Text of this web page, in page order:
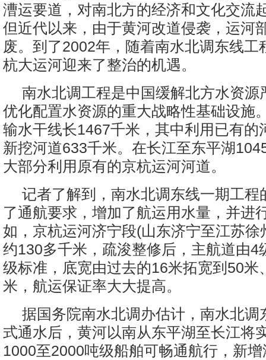
漕运要道，对南北方的经济和文化交流
但近代以来，由于黄河改道侵袭，运河
废。到了2002年，随着南水北调东线工
杭大运河迎来了整治的机遇。
南水北调工程是中国缓解北方水资源
优化配置水资源的重大战略性基础设施
输水干线长1467千米，其中利用已有的
新挖河道633千米。在长江至东平湖
大部分利用原有的京杭运河河道。
记者了解到，南水北调东线一期工程
了通航要求，增加了航运用水量，并进
如，京杭运河济宁段(山东济宁至江苏徐
约130多千米，疏浚整修后，主航道由4
级标准，底宽由过去的16米拓宽到50米
米，航运保证率大大提高。
据国务院南水北调办估计，南水北调
式通水后，黄河以南从东平湖至长江将
1000至2000吨级船舶可畅通航行，新